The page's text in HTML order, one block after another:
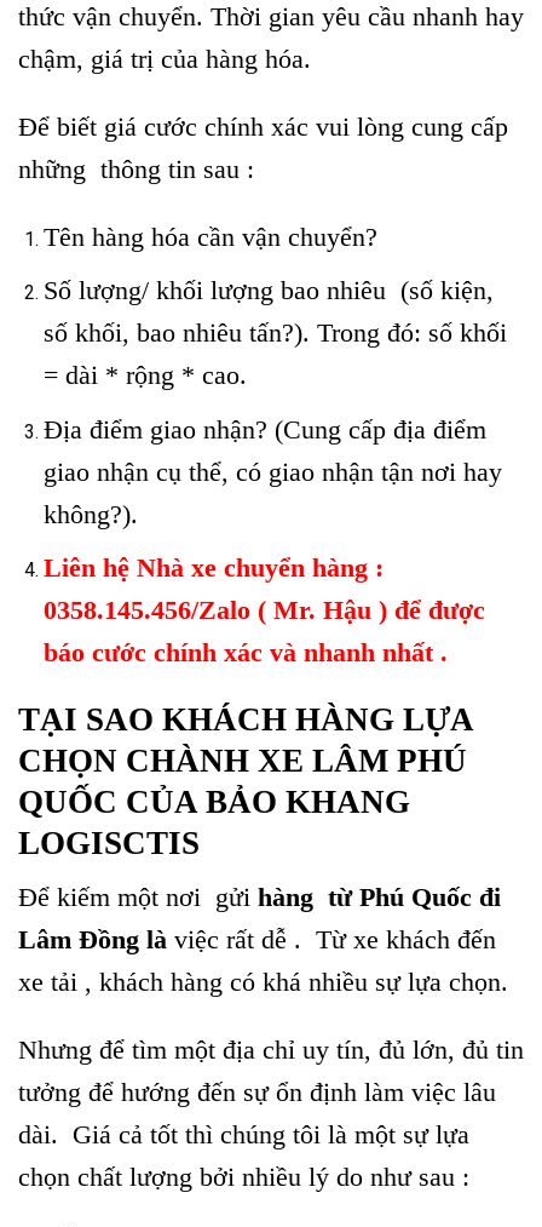
thức vận chuyển. Thời gian yêu cầu nhanh hay
chậm, giá trị của hàng hóa.
Để biết giá cước chính xác vui lòng cung cấp
những thông tin sau :
Tên hàng hóa cần vận chuyển?
Số lượng/ khối lượng bao nhiêu (số kiện,
số khối, bao nhiêu tấn?). Trong đó: số khối
= dài * rộng * cao.
Địa điểm giao nhận? (Cung cấp địa điểm
giao nhận cụ thể, có giao nhận tận nơi hay
không?).
Liên hệ Nhà xe chuyển hàng :
0358.145.456/Zalo ( Mr. Hậu ) để được
báo cước chính xác và nhanh nhất .
TẠI SAO KHÁCH HÀNG LỰA
CHỌN CHÀNH XE LÂM PHÚ
QUỐC CỦA BẢO KHANG
LOGISCTIS
Để kiếm một nơi gửi hàng từ Phú Quốc đi
Lâm Đồng là việc rất dễ . Từ xe khách đến
xe tải , khách hàng có khá nhiều sự lựa chọn.
Nhưng để tìm một địa chỉ uy tín, đủ lớn, đủ tin
tưởng để hướng đến sự ổn định làm việc lâu
dài. Giá cả tốt thì chúng tôi là một sự lựa
chọn chất lượng bởi nhiều lý do như sau :